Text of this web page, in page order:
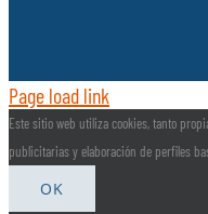
Page load link
Este sitio web utiliza cookies, tanto
publicitarias y elaboración de perfiles
OK